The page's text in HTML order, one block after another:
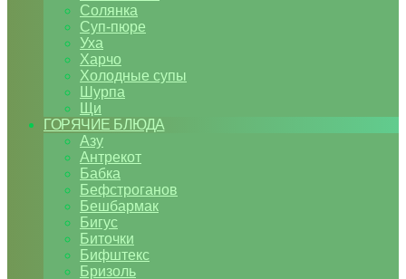
Солянка
Суп-пюре
Уха
Харчо
Холодные супы
Шурпа
Щи
ГОРЯЧИЕ БЛЮДА
Азу
Антрекот
Бабка
Бефстроганов
Бешбармак
Бигус
Биточки
Бифштекс
Бризоль